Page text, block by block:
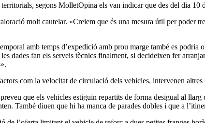
segons MolletOpina els van indicar que des del dia 10
molt cautelar. «Creiem que és una mesura útil per poder
amb temps d’expedició amb prou marge també es
dades fan els serveis tècnics finalment, si decideixen fer
com la velocitat de circulació dels vehicles, intervenen
que els vehicles estiguin repartits de forma desigual al
També diuen que hi ha manca de parades dobles i que a